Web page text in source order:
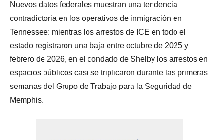
Nuevos datos federales muestran una tendencia
contradictoria en los operativos de inmigración en
Tennessee: mientras los arrestos de ICE en todo el
estado registraron una baja entre octubre de 2025 y
febrero de 2026, en el condado de Shelby los arrestos en
espacios públicos casi se triplicaron durante las primeras
semanas del Grupo de Trabajo para la Seguridad de
Memphis.